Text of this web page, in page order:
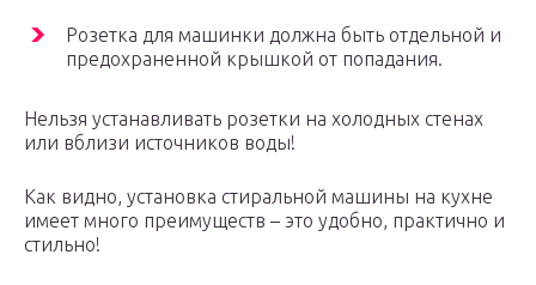
Розетка для машинки должна быть отдельной и
предохраненной крышкой от попадания.
Нельзя устанавливать розетки на холодных стенах
или вблизи источников воды!
Как видно, установка стиральной машины на кухне
имеет много преимуществ – это удобно, практично и
стильно!